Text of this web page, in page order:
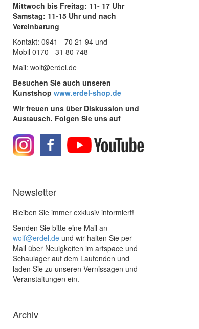
Mittwoch bis Freitag: 11- 17 Uhr
Samstag: 11-15 Uhr und nach
Vereinbarung
Kontakt: 0941 - 70 21 94 und
Mobil 0170 - 31 80 748
Mail: wolf@erdel.de
Besuchen Sie auch unseren
Kunstshop www.erdel-shop.de
Wir freuen uns über Diskussion und
Austausch. Folgen Sie uns auf
Newsletter
Bleiben Sie immer exklusiv informiert!
Senden Sie bitte eine Mail an
wolf@erdel.deund wir halten Sie per
Mail über Neuigkeiten im artspace und
Schaulager auf dem Laufenden und
laden Sie zu unseren Vernissagen und
Veranstaltungen ein.
Archiv